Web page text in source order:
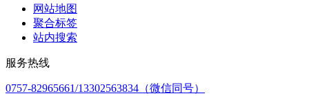
网站地图
聚合标签
站内搜索
服务热线
0757-82965661/13302563834（微信同号）